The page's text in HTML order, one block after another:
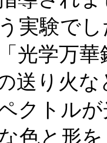
実験で
光学万
送り火
クトル
色と形